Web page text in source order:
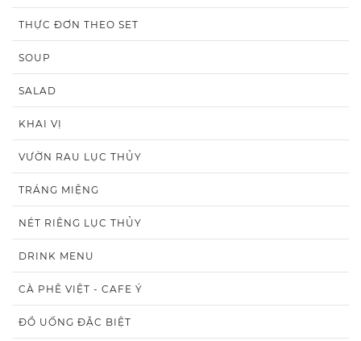
THỰC ĐƠN THEO SET
SOUP
SALAD
KHAI VỊ
VƯỜN RAU LỤC THỦY
TRÁNG MIỆNG
NÉT RIÊNG LỤC THỦY
DRINK MENU
CÀ PHÊ VIỆT - CAFE Ý
ĐỒ UỐNG ĐẶC BIỆT